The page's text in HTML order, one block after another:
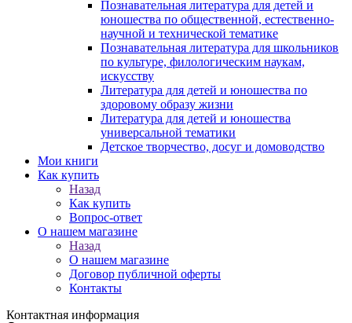
Познавательная литература для детей и
юношества по общественной, естественно-
научной и технической тематике
Познавательная литература для школьников
по культуре, филологическим наукам,
искусству
Литература для детей и юношества по
здоровому образу жизни
Литература для детей и юношества
универсальной тематики
Детское творчество, досуг и домоводство
Мои книги
Как купить
Назад
Как купить
Вопрос-ответ
О нашем магазине
Назад
О нашем магазине
Договор публичной оферты
Контакты
Контактная информация